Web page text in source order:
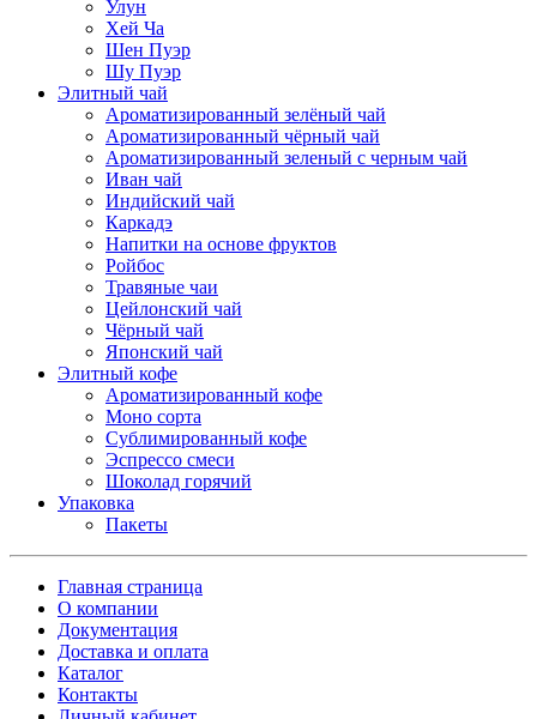
Улун
Хей Ча
Шен Пуэр
Шу Пуэр
Элитный чай
Ароматизированный зелёный чай
Ароматизированный чёрный чай
Ароматизированный зеленый с черным чай
Иван чай
Индийский чай
Каркадэ
Напитки на основе фруктов
Ройбос
Травяные чаи
Цейлонский чай
Чёрный чай
Японский чай
Элитный кофе
Ароматизированный кофе
Моно сорта
Сублимированный кофе
Эспрессо смеси
Шоколад горячий
Упаковка
Пакеты
Главная страница
О компании
Документация
Доставка и оплата
Каталог
Контакты